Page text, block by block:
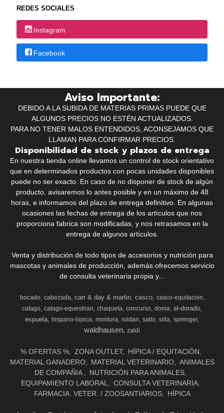
REDES SOCIALES
Instagram
Facebook
Aviso Importante:
DEBIDO A LA SUBIDA DE MATERIAS PRIMAS PUEDE QUE
ALGUNOS PRECIOS NO ESTÉN ACTUALIZADOS.
PARA NO TENER MALOS ENTENDIDOS, ACONSEJAMOS QUE
LLAMAN PARA CONFIRMAR PRECIOS.
Disponibilidad de stock y plazos de entrega
En nuestra tienda online llevamos un control de stock orientativo
que en determinados productos con pocas unidades disponibles
puede no ser exacto. En caso de no disponer de stock de algún
producto, avisaremos lo antes posible y en un máximo de 48
horas, e informamos del plazo de entrega definitivo. En algunas
ocasiones las fechas de entrega de los artículos que nos
proporciona fabrica son modificadas, y nos retrasamos en la
entrega de algunos artículos.
Venta y distribución de todo tipos de accesorios y nutrición para
mascotas y animales de producción, además ofrecemos servicio
de consulta veterinaria propia y...
bocado cabezada carr & day & martin casco
casco-equitacion
catago catago-equestrian chaqueta concurso doma el-dorado
espuela hispano-hipica montura roldan salto silla sprenger
waldhausen zaldi
% OFERTAS % ZONA OUTLET
HÍPICA / EQUITACIÓN
MATERIAL GANADERO
MATERIAL VETERINARIO
ANIMALES
DE COMPAÑIA
NUTRICIÓN PARA ANIMALES
EQUIPAMIENTO LABORAL
CONSULTA VETERINARIA
FARMACIA. VETER. / ZOOSANTIARIOS
HÍPICA